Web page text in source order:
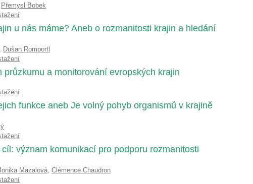
Přemysl Bobek
u nás máme? Aneb o rozmanitosti krajin a hledání
, Dušan Romportl
průzkumu a monitorování evropských krajin
funkce aneb Je volný pohyb organismů v krajině
význam komunikací pro podporu rozmanitosti
Mazalová, Clémence Chaudron